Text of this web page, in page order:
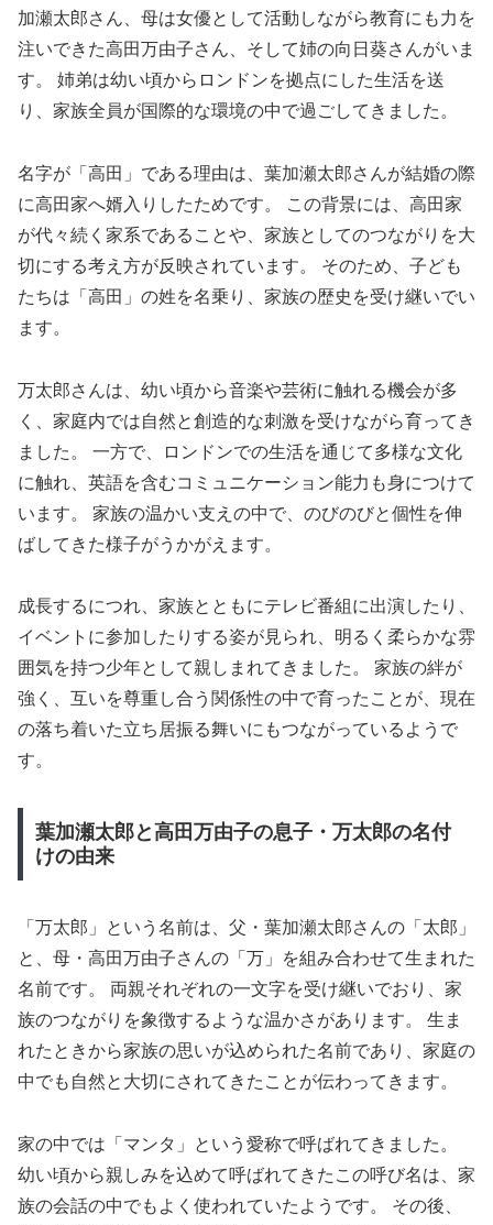
加瀬太郎さん、母は女優として活動しながら教育にも力を
注いできた高田万由子さん、そして姉の向日葵さんがいま
す。 姉弟は幼い頃からロンドンを拠点にした生活を送
り、家族全員が国際的な環境の中で過ごしてきました。
名字が「高田」である理由は、葉加瀬太郎さんが結婚の際
に高田家へ婿入りしたためです。 この背景には、高田家
が代々続く家系であることや、家族としてのつながりを大
切にする考え方が反映されています。 そのため、子ども
たちは「高田」の姓を名乗り、家族の歴史を受け継いでい
ます。
万太郎さんは、幼い頃から音楽や芸術に触れる機会が多
く、家庭内では自然と創造的な刺激を受けながら育ってき
ました。 一方で、ロンドンでの生活を通じて多様な文化
に触れ、英語を含むコミュニケーション能力も身につけて
います。 家族の温かい支えの中で、のびのびと個性を伸
ばしてきた様子がうかがえます。
成長するにつれ、家族とともにテレビ番組に出演したり、
イベントに参加したりする姿が見られ、明るく柔らかな雰
囲気を持つ少年として親しまれてきました。 家族の絆が
強く、互いを尊重し合う関係性の中で育ったことが、現在
の落ち着いた立ち居振る舞いにもつながっているようで
す。
葉加瀬太郎と高田万由子の息子・万太郎の名付
けの由来
「万太郎」という名前は、父・葉加瀬太郎さんの「太郎」
と、母・高田万由子さんの「万」を組み合わせて生まれた
名前です。 両親それぞれの一文字を受け継いでおり、家
族のつながりを象徴するような温かさがあります。 生ま
れたときから家族の思いが込められた名前であり、家庭の
中でも自然と大切にされてきたことが伝わってきます。
家の中では「マンタ」という愛称で呼ばれてきました。
幼い頃から親しみを込めて呼ばれてきたこの呼び名は、家
族の会話の中でもよく使われていたようです。 その後、